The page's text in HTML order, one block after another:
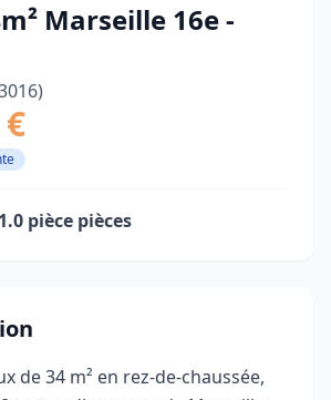
Marseille 16e -
1.0 pièce pièces
de 34 m² en rez-de-chaussée,